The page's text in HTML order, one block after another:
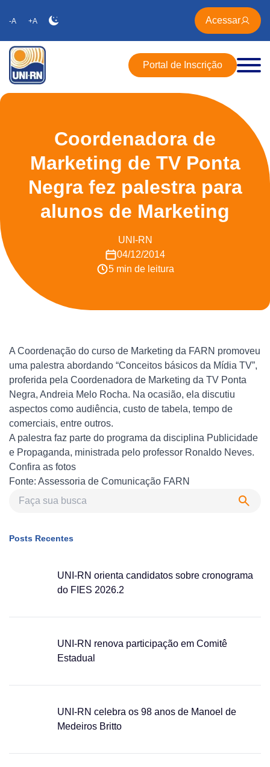
-A +A Acessar
Portal de Inscrição
Coordenadora de
Marketing de TV Ponta
Negra fez palestra para
alunos de Marketing
UNI-RN
04/12/2014
5 min de leitura
A Coordenação do curso de Marketing da FARN promoveu
uma palestra abordando “Conceitos básicos da Mídia TV”,
proferida pela Coordenadora de Marketing da TV Ponta
Negra, Andreia Melo Rocha. Na ocasião, ela discutiu
aspectos como audiência, custo de tabela, tempo de
comerciais, entre outros.
A palestra faz parte do programa da disciplina Publicidade
e Propaganda, ministrada pelo professor Ronaldo Neves.
Confira as fotos
Fonte: Assessoria de Comunicação FARN
Posts Recentes
UNI-RN orienta candidatos sobre cronograma
do FIES 2026.2
UNI-RN renova participação em Comitê
Estadual
UNI-RN celebra os 98 anos de Manoel de
Medeiros Britto